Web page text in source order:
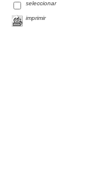
seleccionar
imprimir